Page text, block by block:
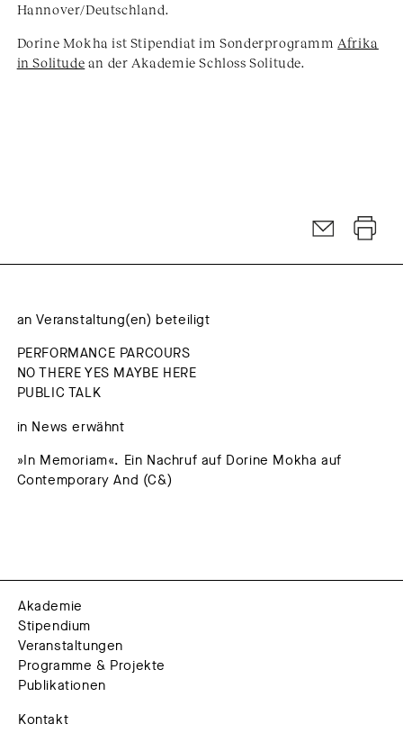
Hannover/Deutschland.
Dorine Mokha ist Stipendiat im Sonderprogramm Afrika
in Solitude an der Akademie Schloss Solitude.
an Veranstaltung(en) beteiligt
PERFORMANCE PARCOURS
NO THERE YES MAYBE HERE
PUBLIC TALK
in News erwähnt
»In Memoriam«. Ein Nachruf auf Dorine Mokha auf
Contemporary And (C&)
Akademie
Stipendium
Veranstaltungen
Programme & Projekte
Publikationen
Kontakt